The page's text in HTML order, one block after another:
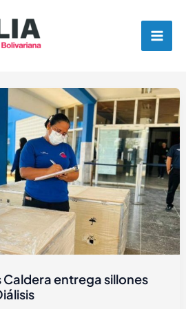
entrega sillones